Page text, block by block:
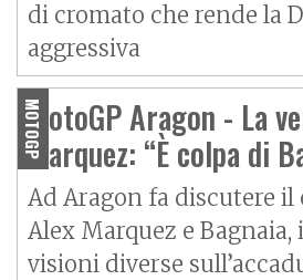
di cromato che rende la
aggressiva
MOTOGP
MotoGP Aragon - La
Marquez: “È colpa di
Ad Aragon fa discutere
Alex Marquez e Bagnaia,
visioni diverse